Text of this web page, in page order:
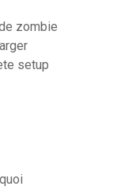
zombie
setup